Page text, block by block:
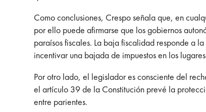
Como conclusiones, Crespo señala que, en
por ello puede afirmarse que los gobiernos
paraísos fiscales. La baja fiscalidad responde a
incentivar una bajada de impuestos en los
Por otro lado, el legislador es consciente del
el artículo 39 de la Constitución prevé la
entre parientes.